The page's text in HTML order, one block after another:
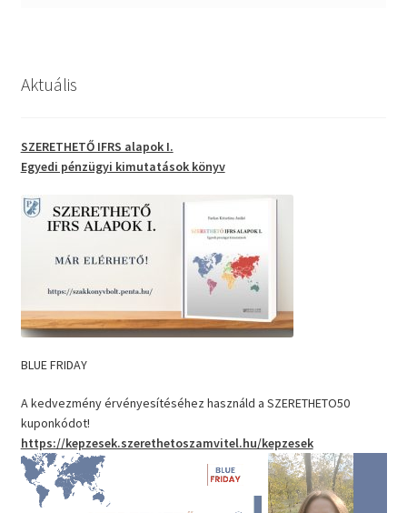
Aktuális
SZERETHETŐ IFRS alapok I.
Egyedi pénzügyi kimutatások könyv
BLUE FRIDAY
A kedvezmény érvényesítéséhez használd a SZERETHETO50
kuponkódot!
https://kepzesek.szerethetoszamvitel.hu/kepzesek
Videólejátszó